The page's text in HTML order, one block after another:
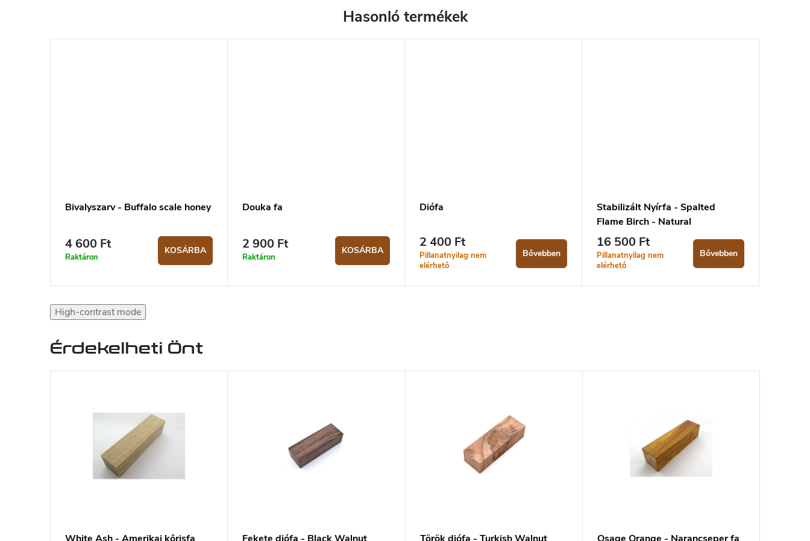
Bivalyszarv - Buffalo scale honey
4 600 Ft
Raktáron
KOSÁRBA
Douka fa
2 900 Ft
Raktáron
KOSÁRBA
​​Diófa
2 400 Ft
Pillanatnyilag nem
elérhető
Bővebben
Stabilizált Nyírfa - Spalted
Flame Birch - Natural
16 500 Ft
Pillanatnyilag nem
elérhető
Bővebben
High-contrast mode
Érdekelheti Önt